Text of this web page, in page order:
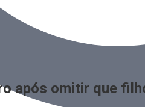
após omitir que